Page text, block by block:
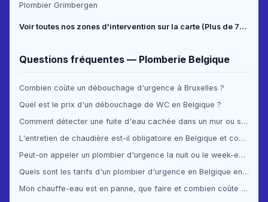
Plombier Grimbergen
Voir toutes nos zones d'intervention sur la carte (Plus de 70 communes couvertes) →
Questions fréquentes — Plomberie Belgique
Combien coûte un débouchage d'urgence à Bruxelles ?
Quel est le prix d'un débouchage de WC en Belgique ?
Comment détecter une fuite d'eau cachée dans un mur ou sous le sol ?
L'entretien de chaudière est-il obligatoire en Belgique et combien ça coûte ?
Peut-on appeler un plombier d'urgence la nuit ou le week-end en Belgique ?
Quels sont les tarifs d'un plombier d'urgence en Belgique en 2025 ?
Mon chauffe-eau est en panne, que faire et combien coûte la réparation ?